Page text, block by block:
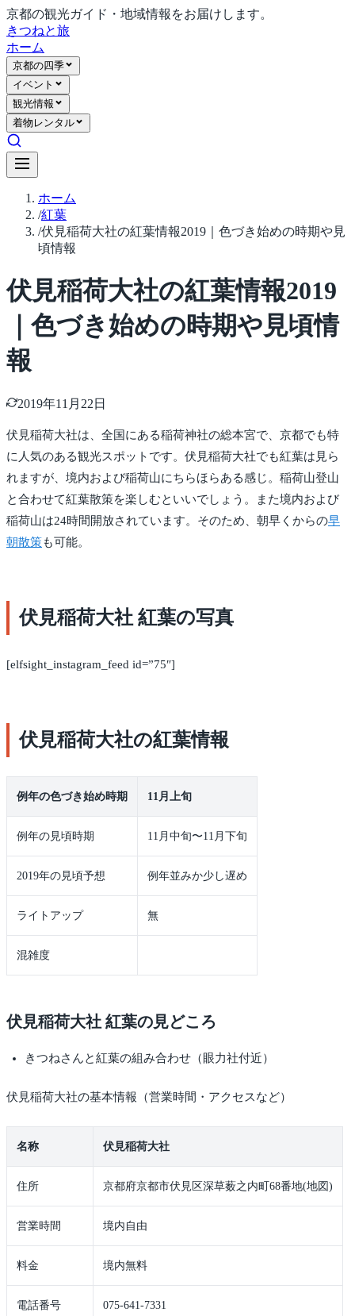
京都の観光ガイド・地域情報をお届けします。
きつねと旅
ホーム
京都の四季
イベント
観光情報
着物レンタル
ホーム
/紅葉
/伏見稲荷大社の紅葉情報2019｜色づき始めの時期や見
頃情報
伏見稲荷大社の紅葉情報2019
｜色づき始めの時期や見頃情
報
2019年11月22日
伏見稲荷大社は、全国にある稲荷神社の総本宮で、京都でも特
に人気のある観光スポットです。伏見稲荷大社でも紅葉は見ら
れますが、境内および稲荷山にちらほらある感じ。稲荷山登山
と合わせて紅葉散策を楽しむといいでしょう。また境内および
稲荷山は24時間開放されています。そのため、朝早くからの早
朝散策も可能。
伏見稲荷大社 紅葉の写真
[elfsight_instagram_feed id=”75″]
伏見稲荷大社の紅葉情報
例年の色づき始め時期 11月上旬
例年の見頃時期 11月中旬〜11月下旬
2019年の見頃予想 例年並みか少し遅め
ライトアップ 無
混雑度
伏見稲荷大社 紅葉の見どころ
きつねさんと紅葉の組み合わせ（眼力社付近）
伏見稲荷大社の基本情報（営業時間・アクセスなど）
名称 伏見稲荷大社
住所 京都府京都市伏見区深草薮之内町68番地(地図)
営業時間 境内自由
料金 境内無料
電話番号 075-641-7331